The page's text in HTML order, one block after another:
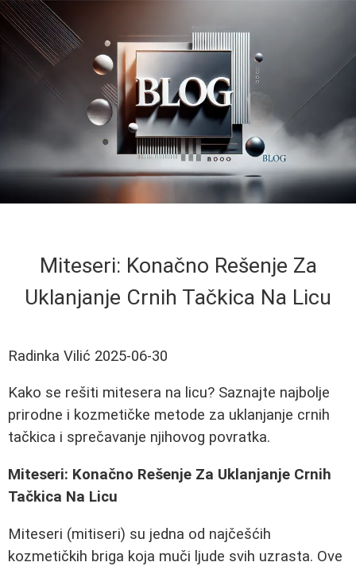
Miteseri: Konačno Rešenje Za
Uklanjanje Crnih Tačkica Na Licu
Radinka Vilić 2025-06-30
Kako se rešiti mitesera na licu? Saznajte najbolje
prirodne i kozmetičke metode za uklanjanje crnih
tačkica i sprečavanje njihovog povratka.
Miteseri: Konačno Rešenje Za Uklanjanje Crnih
Tačkica Na Licu
Miteseri (mitiseri) su jedna od najčešćih
kozmetičkih briga koja muči ljude svih uzrasta. Ove